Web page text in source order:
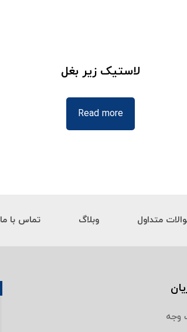
لاستیک زیر بغل
Read more
متداول وبلاگ تماس با ما
وجه